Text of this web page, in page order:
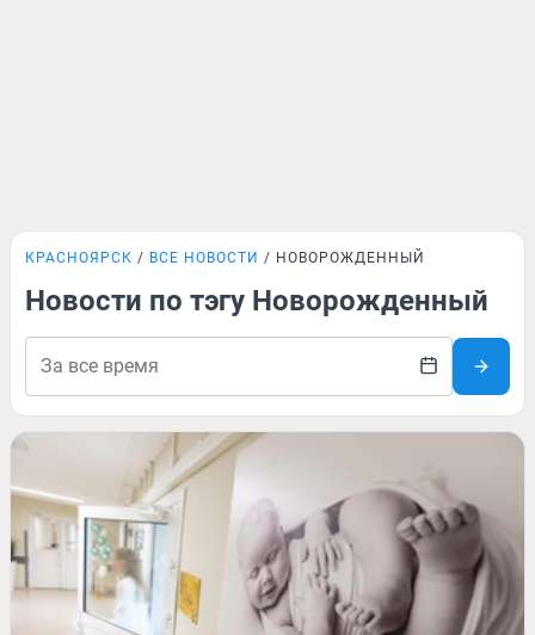
КРАСНОЯРСК ВСЕ НОВОСТИ НОВОРОЖДЕННЫЙ
Новости по тэгу Новорожденный